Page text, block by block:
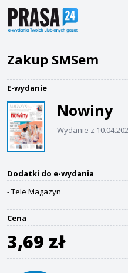
Zakup SMSem
E-wydanie
Nowiny
Wydanie z
Dodatki do e-wydania
- Tele Magazyn
Cena
3,69 zł